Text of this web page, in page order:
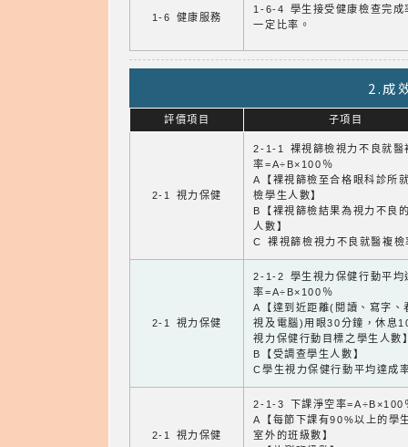
1-6 健康服務
1-6-4 學生接受健康檢查完成
一定比率。
2.成
評價項目 子項目
2-1 視力保健
2-1-1 裸視篩檢視力不良就醫
率=A÷B×100％
A【裸視篩檢至合格眼科診所
檢學生人數】
B【裸視篩檢結果為視力不良
人數】
C 裸視篩檢視力不良就醫複檢
2-1 視力保健
2-1-2 學生視力保健行動平均
率=A÷B×100％
A【達到近距離(閱讀、寫字、
視及電腦)用眼30分鐘，休息
視力保健行動目標之學生人數
B【受調查學生人數】
C學生視力保健行動平均達成
2-1 視力保健
2-1-3 下課淨空率=A÷B×100
A【每節下課有90%以上的學
室外的班級數】